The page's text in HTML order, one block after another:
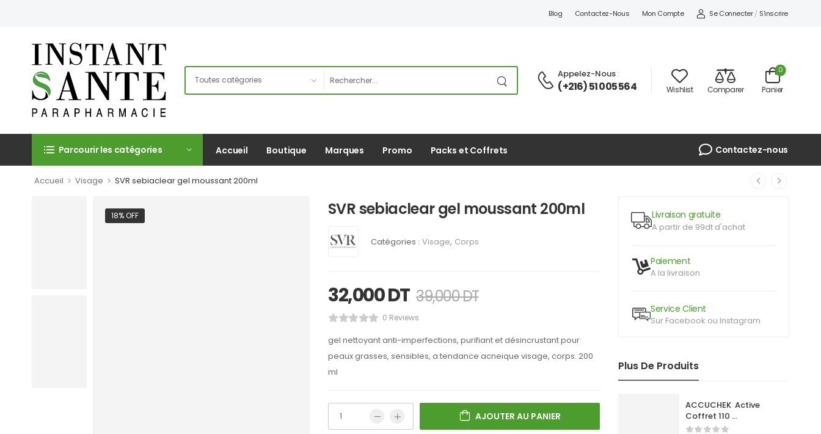
Blog Contactez-Nous Mon Compte Se Connecter / S'inscrire
Appelez-Nous :
(+216) 51 005 564 Wishlist Comparer Panier
0
Parcourir les catégories Accueil Boutique Marques Promo Packs et Coffrets Contactez-nous
Accueil > Visage > SVR sebiaclear gel moussant 200ml
Livraison gratuite
A partir de 99dt d'achat
Paiement
A la livraison
Service Client
Sur Facebook ou Instagram
Plus De Produits
ACCUCHEK  Active
Coffret 110
Bandlettes+Appareil
18% OFF SVR sebiaclear gel moussant 200ml
Catégories : Visage, Corps
32,000DT 39,000DT
0 Reviews
gel nettoyant anti-imperfections, purifiant et désincrustant pour
peaux grasses, sensibles, a tendance acneique visage, corps. 200
ml
AJOUTER AU PANIER